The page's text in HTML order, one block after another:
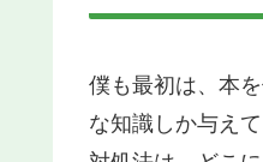
僕も最初は、本
な知識しか与え